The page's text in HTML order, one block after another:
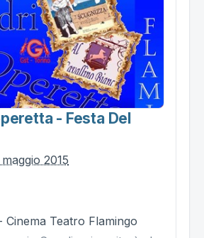
- Festa Del
2015
Cinema Teatro Flamingo